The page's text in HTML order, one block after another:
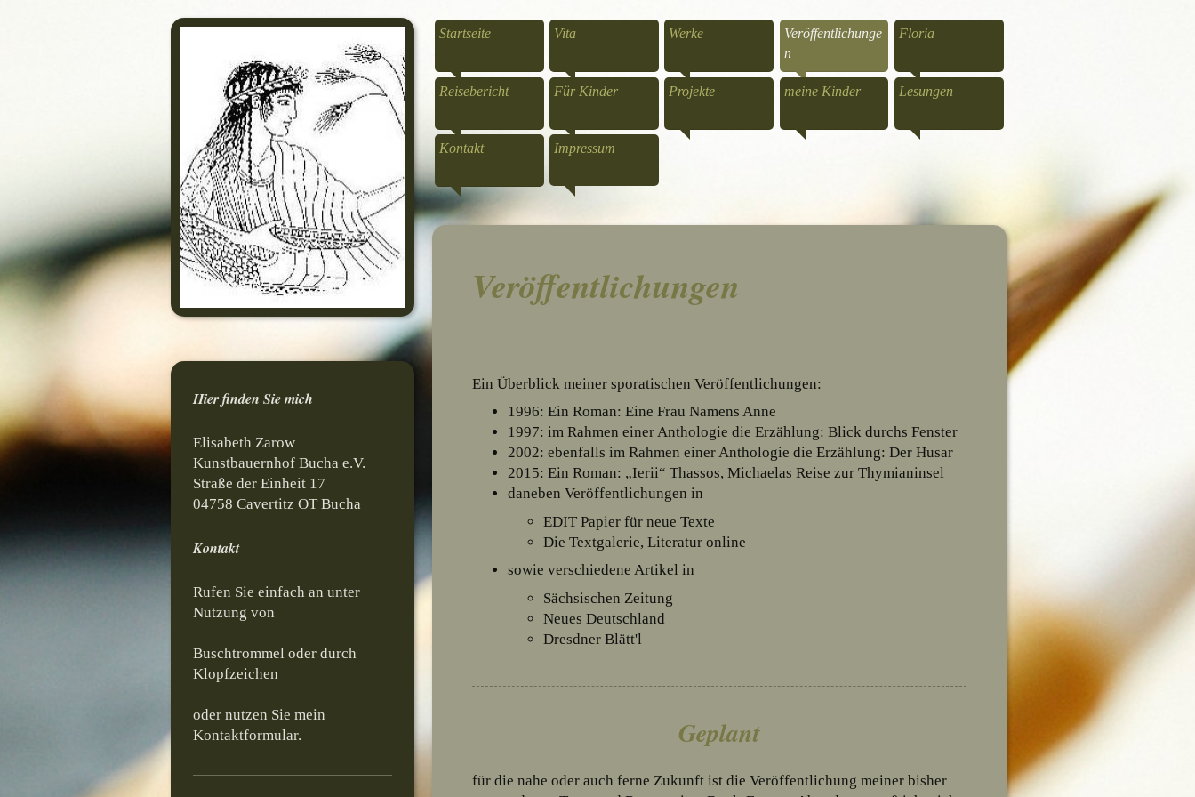
Hier finden Sie mich
Elisabeth Zarow
Kunstbauernhof Bucha e.V.
Straße der Einheit 17
04758 Cavertitz OT Bucha
Kontakt
Rufen Sie einfach an unter
Nutzung von
Buschtrommel oder durch
Klopfzeichen
oder nutzen Sie mein
Kontaktformular.
Startseite Vita Werke
Veröffentlichunge
n
Floria
Reisebericht Für Kinder Projekte meine Kinder Lesungen
Kontakt Impressum
Veröffentlichungen
Ein Überblick meiner sporatischen Veröffentlichungen:
1996: Ein Roman: Eine Frau Namens Anne
1997: im Rahmen einer Anthologie die Erzählung: Blick durchs Fenster
2002: ebenfalls im Rahmen einer Anthologie die Erzählung: Der Husar
2015: Ein Roman: „Ierii“ Thassos, Michaelas Reise zur Thymianinsel
daneben Veröffentlichungen in
EDIT Papier für neue Texte
Die Textgalerie, Literatur online
sowie verschiedene Artikel in
Sächsischen Zeitung
Neues Deutschland
Dresdner Blätt'l
Geplant
für die nahe oder auch ferne Zukunft ist die Veröffentlichung meiner bisher